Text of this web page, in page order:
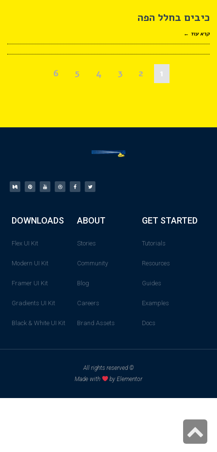
כיבים בחלל הפה
קרא עוד ←
1
2
3
4
5
6
GET STARTED
Tutorials
Resources
Guides
Examples
Docs
ABOUT
Stories
Community
Blog
Careers
Brand Assets
DOWNLOADS
Flex UI Kit
Modern UI Kit
Framer UI Kit
Gradients UI Kit
Black & White UI Kit
© All rights reserved
Made with
by Elementor